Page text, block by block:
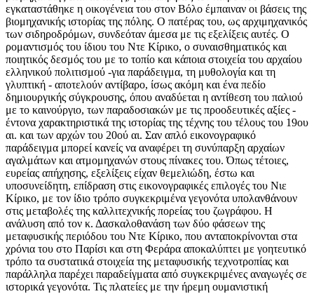
εγκαταστάθηκε η οικογένεια του στον Βόλο έμπαιναν οι βάσεις της
βιομηχανικής ιστορίας της πόλης. Ο πατέρας του, ως αρχιμηχανικός
των σιδηροδρόμων, συνδεόταν άμεσα με τις εξελίξεις αυτές. Ο
ρομαντισμός του ίδιου του Ντε Κίρικο, ο συναισθηματικός και
ποιητικός δεσμός του με το τοπίο και κάποια στοιχεία του αρχαίου
ελληνικού πολιτισμού -για παράδειγμα, τη μυθολογία και τη
γλυπτική - αποτελούν αντίβαρο, ίσως ακόμη και ένα πεδίο
δημιουργικής σύγκρουσης, όπου αναδύεται η αντίθεση του παλιού
με το καινούργιο, των παραδοσιακών με τις προοδευτικές αξίες -
έντονα χαρακτηριστικά της ιστορίας της τέχνης του τέλους του 19ου
αι. και των αρχών του 20ού αι. Σαν απλό εικονογραφικό
παράδειγμα μπορεί κανείς να αναφέρει τη συνύπαρξη αρχαίων
αγαλμάτων και ατμομηχανών στους πίνακες του. Όπως τέτοιες,
ευρείας απήχησης, εξελίξεις είχαν θεμελιώδη, έστω και
υποσυνείδητη, επίδραση στις εικονογραφικές επιλογές του Νιε
Κίρικο, με τον ίδιο τρόπο συγκεκριμένα γεγονότα υπολανθάνουν
στις μεταβολές της καλλιτεχνικής πορείας του ζωγράφου. Η
ανάλυση από τον κ. Δασκαλοθανάση των δύο φάσεων της
μεταφυσικής περιόδου του Ντε Κίρικο, που ανταποκρίνονται στα
χρόνια του στο Παρίσι και στη Φεράρα αποκαλύπτει με γοητευτικό
τρόπο τα συστατικά στοιχεία της μεταφυσικής τεχνοτροπίας και
παράλληλα παρέχει παραδείγματα από συγκεκριμένες αναγωγές σε
ιστορικά γεγονότα. Τις πλατείες με την ήρεμη ουμανιστική